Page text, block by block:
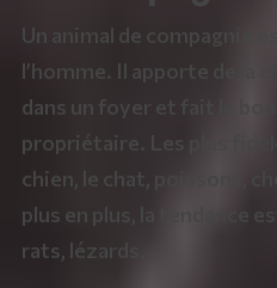
Un animal de compagnie
l’homme. Il apporte de la
dans un foyer et fait le
propriétaire. Les plus
chien, le chat, poissons,
plus en plus, la tendance
rats, lézards…